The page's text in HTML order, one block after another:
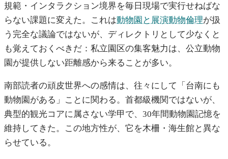
規範・インタラクション境界を毎日現場で実行せねばな
らない課題に変えた。これは動物園と展演動物倫理が扱
う完全な議論ではないが、ディレクトリとして少なくと
も覚えておくべきだ：私立園区の集客魅力は、公立動物
園が提供しない距離感から来ることが多い。
南部読者の頑皮世界への感情は、往々にして「台南にも
動物園がある」ことに関わる。首都級機関ではないが、
典型的観光コアに属さない学甲で、30年間動物園記憶を
維持してきた。この地方性が、它を木柵・海生館と異な
らせている。